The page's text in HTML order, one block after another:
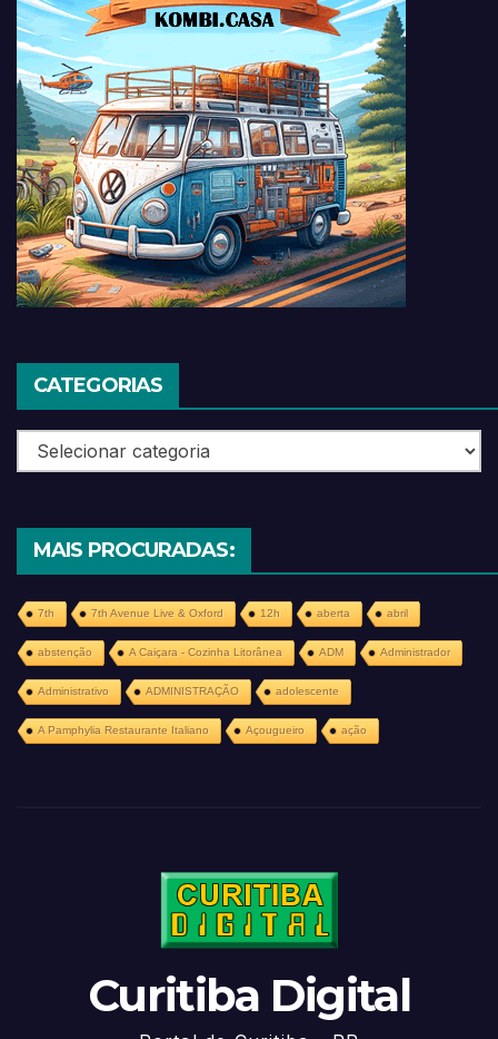
CATEGORIAS
Categorias
MAIS PROCURADAS:
7th 7th Avenue Live & Oxford 12h aberta abril
abstenção A Caiçara - Cozinha Litorânea ADM Administrador
Administrativo ADMINISTRAÇÃO adolescente
A Pamphylia Restaurante Italiano Açougueiro ação
Curitiba Digital